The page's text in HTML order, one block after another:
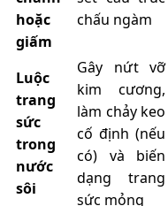
hoặc
giấm
chấu ngàm
Luộc
trang
sức
trong
nước
sôi
Gây nứt vỡ
kim cương,
làm chảy keo
cố định (nếu
có) và biến
dạng trang
sức mỏng